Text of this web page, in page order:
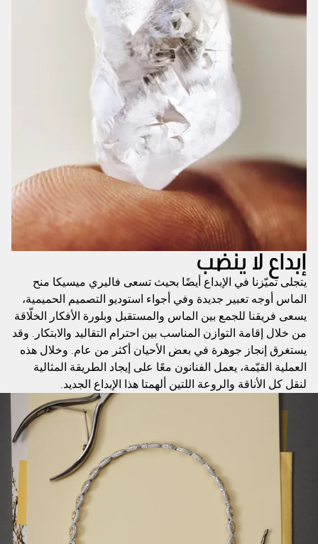
إبداع لا ينضب
يتجلى تميّزنا في الإبداع أيضًا بحيث تسعى فاليري ميسيكا منح
الماس أوجه تعبير جديدة وفي أجواء استوديو التصميم الحميمية،
يسعى فريقنا للجمع بين الماس والمستقبل وبلورة الأفكار الخلّاقة
من خلال إقامة التوازن المناسب بين احترام التقاليد والابتكار. وقد
يستغرق إنجاز جوهرة في بعض الأحيان أكثر من عام. وخلال هذه
العملية القيّمة، يعمل الفنانون معًا على إيجاد الطريقة المثالية
لنقل كل الأناقة والروعة اللتين ألهمتا هذا الإبداع الجديد.